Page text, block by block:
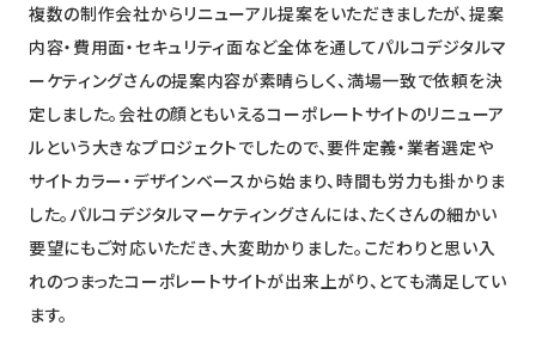
複数の制作会社からリニューアル提案をいただきましたが、提案
内容・費用面・セキュリティ面など全体を通してパルコデジタルマ
ーケティングさんの提案内容が素晴らしく、満場一致で依頼を決
定しました。会社の顔ともいえるコーポレートサイトのリニューア
ルという大きなプロジェクトでしたので、要件定義・業者選定や
サイトカラー・デザインベースから始まり、時間も労力も掛かりま
した。パルコデジタルマーケティングさんには、たくさんの細かい
要望にもご対応いただき、大変助かりました。こだわりと思い入
れのつまったコーポレートサイトが出来上がり、とても満足してい
ます。